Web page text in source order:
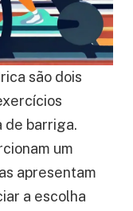
são dois
de barriga.
um
apresentam
a escolha